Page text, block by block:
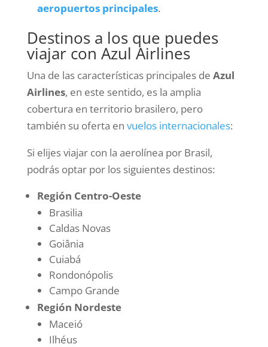
aeropuertos principales.
Destinos a los que puedes
viajar con Azul Airlines
Una de las características principales de Azul
Airlines, en este sentido, es la amplia
cobertura en territorio brasilero, pero
también su oferta en vuelos internacionales:
Si elijes viajar con la aerolínea por Brasil,
podrás optar por los siguientes destinos:
Región Centro-Oeste
Brasilia
Caldas Novas
Goiânia
Cuiabá
Rondonópolis
Campo Grande
Región Nordeste
Maceió
Ilhéus